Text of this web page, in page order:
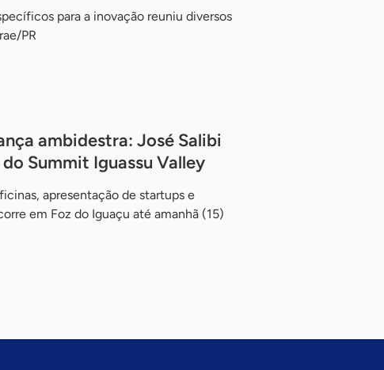
para a inovação reuniu diversos
PR
ambidestra: José Salibi
Summit Iguassu Valley
apresentação de startups e
em Foz do Iguaçu até amanhã (15)